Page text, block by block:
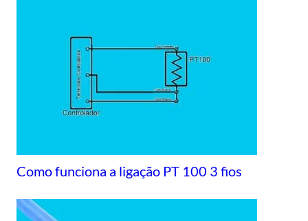
Como funciona a ligação PT 100 3 fios